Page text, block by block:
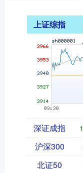
上证综指
深证成指
沪深300
北证50